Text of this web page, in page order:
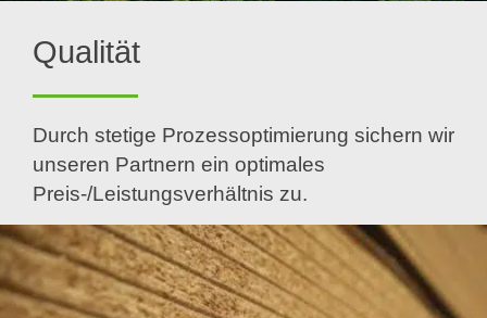
Qualität
Durch stetige Prozessoptimierung sichern wir
unseren Partnern ein optimales
Preis-/Leistungsverhältnis zu.